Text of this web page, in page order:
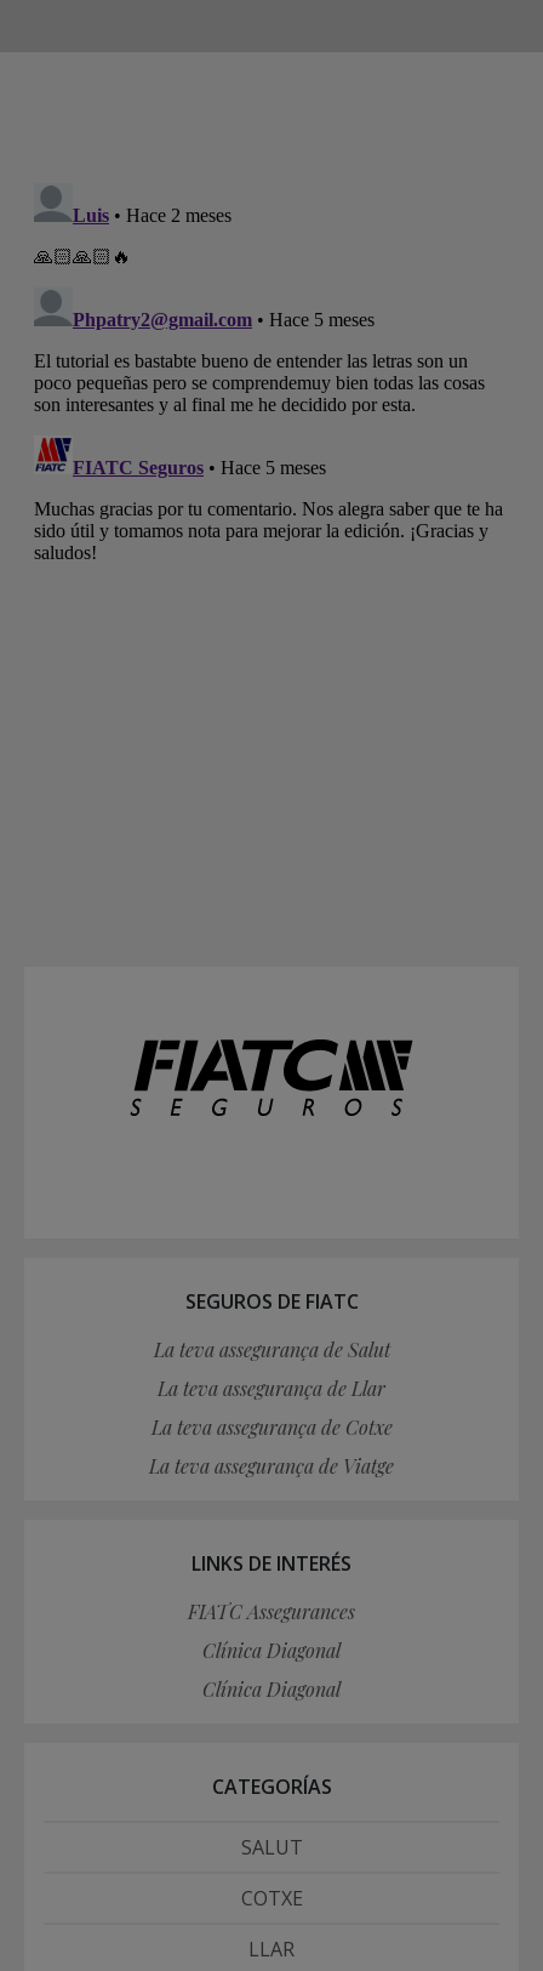
SEGUROS DE FIATC
La teva assegurança de Salut
La teva assegurança de Llar
La teva assegurança de Cotxe
La teva assegurança de Viatge
LINKS DE INTERÉS
FIATC Assegurances
Clínica Diagonal
Clínica Diagonal
CATEGORÍAS
SALUT
COTXE
LLAR